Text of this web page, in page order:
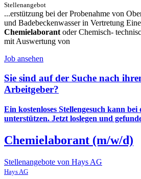
Stellenangebot
...erstützung bei der Probenahme von
und Badebeckenwasser in Vertretung Eine
Chemielaborant oder Chemisch-
mit Auswertung von
Job ansehen
Sie sind auf der Suche nach
Arbeitgeber?
Ein kostenloses Stellengesuch kann bei
unterstützen. Jetzt loslegen und
Chemielaborant (m/w/d)
Stellenangebote von Hays AG
Hays AG